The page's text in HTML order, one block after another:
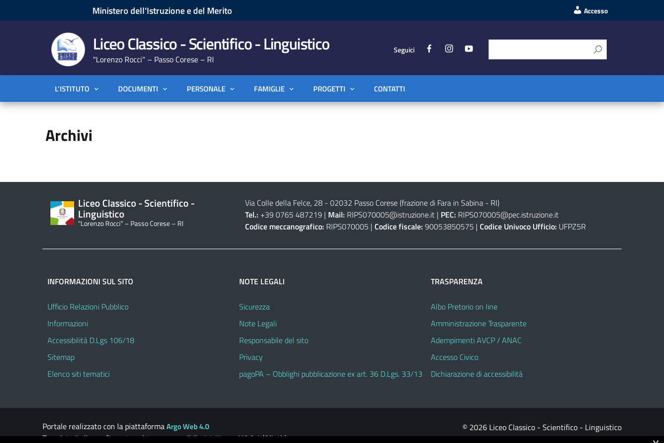
Ministero dell'Istruzione e del Merito Accesso
Liceo Classico - Scientifico - Linguistico
"Lorenzo Rocci" – Passo Corese – RI
Seguici
L’ISTITUTO DOCUMENTI PERSONALE FAMIGLIE PROGETTI CONTATTI
Archivi
Liceo Classico - Scientifico -
Linguistico
"Lorenzo Rocci" – Passo Corese – RI
Via Colle della Felce, 28 - 02032 Passo Corese (frazione di Fara in Sabina - RI)
Tel.: +39 0765 487219 | Mail: RIPS070005@istruzione.it| PEC: RIPS070005@pec.istruzione.it
Codice meccanografico: RIPS070005 | Codice fiscale: 90053850575 | Codice Univoco Ufficio: UFPZ5R
INFORMAZIONI SUL SITO
Ufficio Relazioni Pubblico
Informazioni
Accessibilità D.Lgs 106/18
Sitemap
Elenco siti tematici
NOTE LEGALI
Sicurezza
Note Legali
Responsabile del sito
Privacy
pagoPA – Obblighi pubblicazione ex art. 36 D.Lgs. 33/13
TRASPARENZA
Albo Pretorio on line
Amministrazione Trasparente
Adempimenti AVCP / ANAC
Accesso Civico
Dichiarazione di accessibilità
Portale realizzato con la piattaformaArgo Web 4.0
Template Italia configurato sul tema accessibileEduThemeV.3.2.1 (Alioth)
© 2026 Liceo Classico - Scientifico - Linguistico